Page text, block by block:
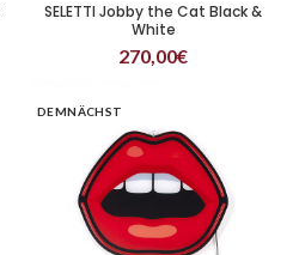
SELETTI Jobby the Cat Black &
White
270,00€
DEMNÄCHST